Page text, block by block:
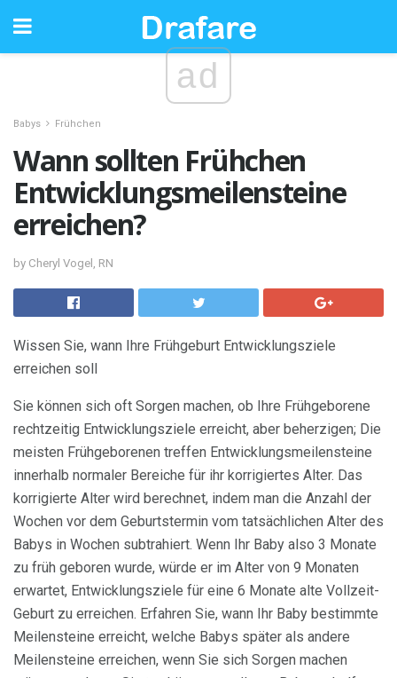
ad
Babys Frühchen
Wann sollten Frühchen
Entwicklungsmeilensteine ​​
erreichen?
by Cheryl Vogel, RN
Wissen Sie, wann Ihre Frühgeburt Entwicklungsziele
erreichen soll
Sie können sich oft Sorgen machen, ob Ihre Frühgeborene
rechtzeitig Entwicklungsziele erreicht, aber beherzigen; Die
meisten Frühgeborenen treffen Entwicklungsmeilensteine ​​
innerhalb normaler Bereiche für ihr korrigiertes Alter. Das
korrigierte Alter wird berechnet, indem man die Anzahl der
Wochen vor dem Geburtstermin vom tatsächlichen Alter des
Babys in Wochen subtrahiert. Wenn Ihr Baby also 3 Monate
zu früh geboren wurde, würde er im Alter von 9 Monaten
erwartet, Entwicklungsziele für eine 6 Monate alte Vollzeit-
Geburt zu erreichen. Erfahren Sie, wann Ihr Baby bestimmte
Meilensteine ​​erreicht, welche Babys später als andere
Meilensteine ​​erreichen, wenn Sie sich Sorgen machen